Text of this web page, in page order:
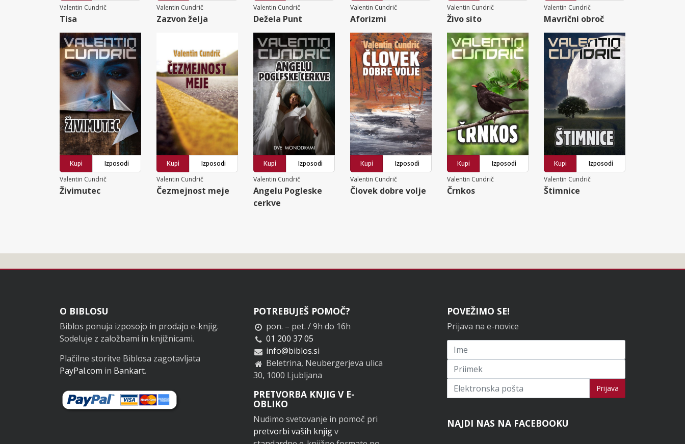
Valentin Cundrič
Tisa
Valentin Cundrič
Zazvon želja
Valentin Cundrič
Dežela Punt
Valentin Cundrič
Aforizmi
Valentin Cundrič
Živo sito
Valentin Cundrič
Mavrični obroč
Kupi
Izposodi
Valentin Cundrič
Živimutec
Kupi
Izposodi
Valentin Cundrič
Čezmejnost meje
Kupi
Izposodi
Valentin Cundrič
Angelu Pogleske
cerkve
Kupi
Izposodi
Valentin Cundrič
Človek dobre volje
Kupi
Izposodi
Valentin Cundrič
Črnkos
Kupi
Izposodi
Valentin Cundrič
Štimnice
Noga
O BIBLOSU
Biblos ponuja izposojo in prodajo e-knjig.
Sodeluje z založbami in knjižnicami.
Plačilne storitve Biblosa zagotavljata
PayPal.com in Bankart.
POTREBUJEŠ POMOČ?
pon. – pet. / 9h do 16h
01 200 37 05
info@biblos.si
Beletrina, Neubergerjeva ulica
30, 1000 Ljubljana
PRETVORBA KNJIG V E-
OBLIKO
Nudimo svetovanje in pomoč pri
pretvorbi vaših knjigv
POVEŽIMO SE!
Prijava na e-novice
Prijavi se na novice Prijava
NAJDI NAS NA FACEBOOKU